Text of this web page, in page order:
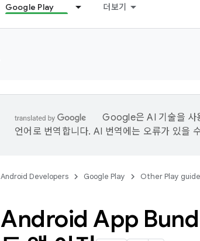
Google Play 더보기
Google은 AI 기술을 사
언어로 번역합니다. AI 번역에는 오류가 있을
Android Developers Google Play Other Play
Android App